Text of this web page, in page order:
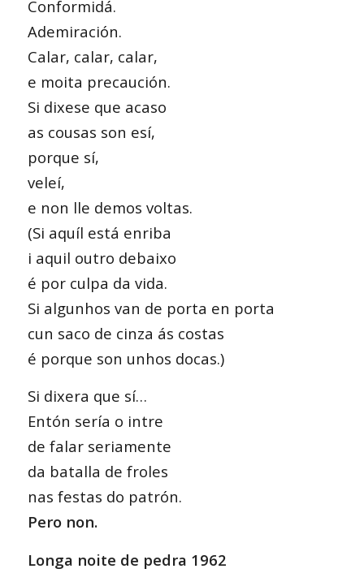
Conformidá.
Ademiración.
Calar, calar, calar,
e moita precaución.
Si dixese que acaso
as cousas son esí,
porque sí,
veleí,
e non lle demos voltas.
(Si aquíl está enriba
i aquil outro debaixo
é por culpa da vida.
Si algunhos van de porta en porta
cun saco de cinza ás costas
é porque son unhos docas.)
Si dixera que sí…
Entón sería o intre
de falar seriamente
da batalla de froles
nas festas do patrón.
Pero non.
Longa noite de pedra 1962